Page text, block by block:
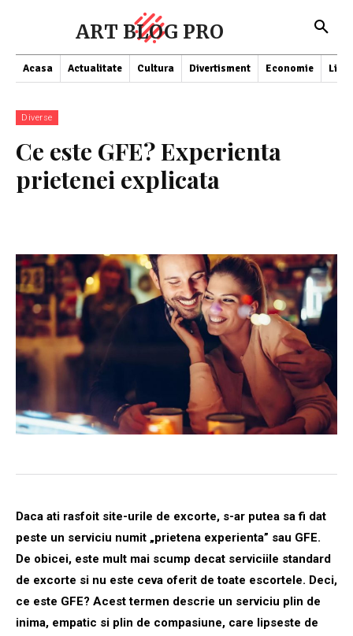
ART BLOG PRO
Acasa Actualitate Cultura Divertisment Economie
Diverse
Ce este GFE? Experienta
prietenei explicata
Daca ati rasfoit site-urile de excorte, s-ar putea sa fi dat
peste un serviciu numit „prietena experienta” sau GFE.
De obicei, este mult mai scump decat serviciile standard
de excorte si nu este ceva oferit de toate escortele. Deci,
ce este GFE? Acest termen descrie un serviciu plin de
inima, empatic si plin de compasiune, care lipseste de